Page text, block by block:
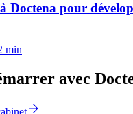
Doctena pour
min
avec